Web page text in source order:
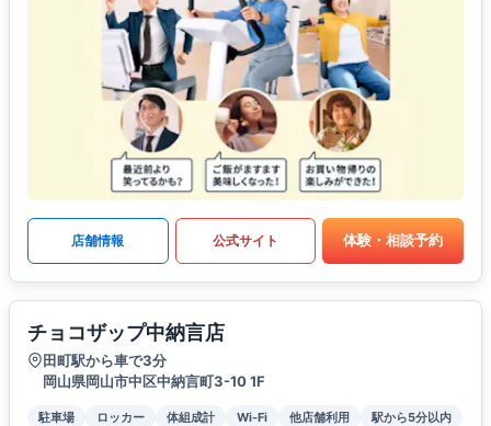
店舗情報 公式サイト 体験・相談予約
チョコザップ中納言店
田町駅から車で3分
岡山県岡山市中区中納言町3-10 1F
駐車場 ロッカー 体組成計 Wi-Fi 他店舗利用 駅から5分以内